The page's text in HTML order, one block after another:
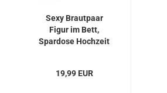
Sexy Brautpaar
Figur im Bett,
Spardose Hochzeit
19,99 EUR